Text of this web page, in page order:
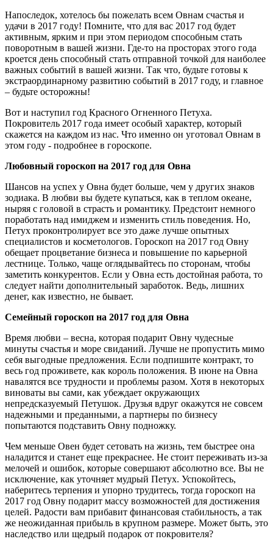
Напоследок, хотелось бы пожелать всем Овнам счастья и
удачи в 2017 году! Помните, что для вас 2017 год будет
активным, ярким и при этом периодом способным стать
поворотным в вашей жизни. Где-то на просторах этого года
кроется день способный стать отправной точкой для наиболее
важных событий в вашей жизни. Так что, будьте готовы к
экстраординарному развитию событий в 2017 году, и главное
– будьте осторожны!
Вот и наступил год Красного Огненного Петуха.
Покровитель 2017 года имеет особый характер, который
скажется на каждом из нас. Что именно он уготовал Овнам в
этом году - подробнее в гороскопе.
Любовный гороскоп на 2017 год для Овна
Шансов на успех у Овна будет больше, чем у других знаков
зодиака. В любви вы будете купаться, как в теплом океане,
ныряя с головой в страсть и романтику. Предстоит немного
поработать над имиджем и изменить стиль поведения. Но,
Петух проконтролирует все это даже лучше опытных
специалистов и косметологов. Гороскоп на 2017 год Овну
обещает процветание бизнеса и повышение по карьерной
лестнице. Только, чаще оглядывайтесь по сторонам, чтобы
заметить конкурентов. Если у Овна есть достойная работа, то
следует найти дополнительный заработок. Ведь, лишних
денег, как известно, не бывает.
Семейный гороскоп на 2017 год для Овна
Время любви – весна, которая подарит Овну чудесные
минуты счастья и море свиданий. Лучше не пропустить мимо
себя выгодные предложения. Если подпишите контракт, то
весь год проживете, как король положения. В июне на Овна
навалятся все трудности и проблемы разом. Хотя в некоторых
виноваты вы сами, как убеждает окружающих
непредсказуемый Петушок. Друзья вдруг окажутся не совсем
надежными и преданными, а партнеры по бизнесу
попытаются подставить Овну подножку.
Чем меньше Овен будет сетовать на жизнь, тем быстрее она
наладится и станет еще прекраснее. Не стоит переживать из-за
мелочей и ошибок, которые совершают абсолютно все. Вы не
исключение, как уточняет мудрый Петух. Успокойтесь,
наберитесь терпения и упорно трудитесь, тогда гороскоп на
2017 год Овну подарит массу возможностей для достижения
целей. Радости вам прибавит финансовая стабильность, а так
же неожиданная прибыль в крупном размере. Может быть, это
наследство или щедрый подарок от покровителя?